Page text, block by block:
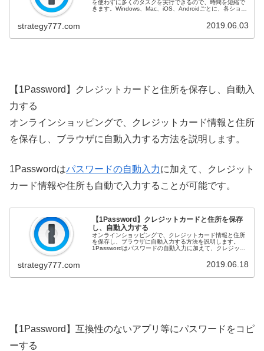
を使わずに多くのタスクを実行できるので、時間を短縮で
きます。Windows、Mac、iOS、Androidごとに、各ショー
strategy777.com 2019.06.03
【1Password】クレジットカードと住所を保存し、自動入
力する
オンラインショッピングで、クレジットカード情報と住所
を保存し、ブラウザに自動入力する方法を説明します。
1Passwordはパスワードの自動入力に加えて、クレジット
カード情報や住所も自動で入力することが可能です。
【1Password】クレジットカードと住所を保存
し、自動入力する
オンラインショッピングで、クレジットカード情報と住所
を保存し、ブラウザに自動入力する方法を説明します。
1Passwordはパスワードの自動入力に加えて、クレジット
い方について、詳細はこの記事をご覧下さい。
strategy777.com 2019.06.18
【1Password】互換性のないアプリ等にパスワードをコピ
ーする